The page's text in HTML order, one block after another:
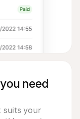
need
suits your